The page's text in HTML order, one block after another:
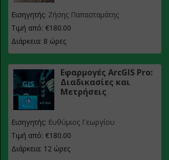
Εισηγητής: Ζήσης Παπασταμάτης
Τιμή από: €180.00
Διάρκεια: 8 ώρες
Εφαρμογές ArcGIS Pro:
Διαδικασίες και
Μετρήσεις
Εισηγητής: Ευθύμιος Γεωργίου
Τιμή από: €180.00
Διάρκεια: 12 ώρες